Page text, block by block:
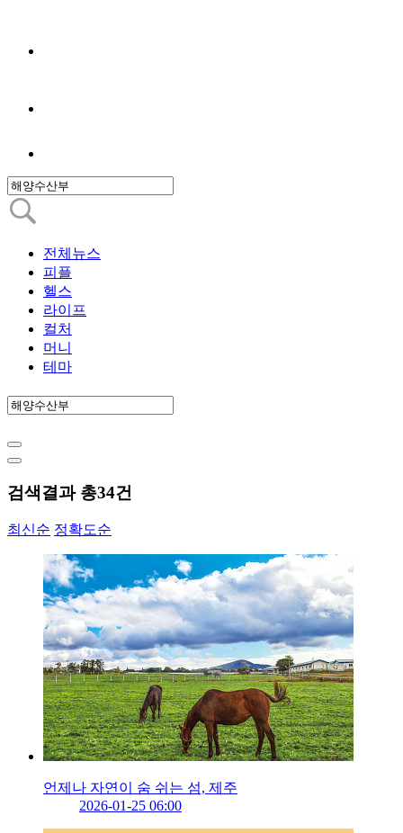
전체뉴스
피플
헬스
라이프
컬처
머니
테마
검색결과 총34건
최신순 정확도순
언제나 자연이 숨 쉬는 섬, 제주
2026-01-25 06:00